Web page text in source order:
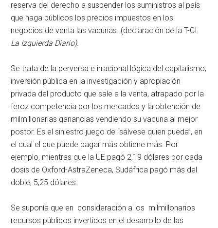
reserva del derecho a suspender los suministros al país
que haga públicos los precios impuestos en los
negocios de venta las vacunas. (declaración de la T-CI.
La Izquierda Diario).
Se trata de la perversa e irracional lógica del capitalismo,
inversión pública en la investigación y apropiación
privada del producto que sale a la venta, atrapado por la
feroz competencia por los mercados y la obtención de
milmillonarias ganancias vendiendo su vacuna al mejor
postor. Es el siniestro juego de “sálvese quien pueda”, en
el cual el que puede pagar más obtiene más. Por
ejemplo, mientras que la UE pagó 2,19 dólares por cada
dosis de Oxford-AstraZeneca, Sudáfrica pagó más del
doble, 5,25 dólares.
Se suponía que en consideración a los milmillonarios
recursos públicos invertidos en el desarrollo de las